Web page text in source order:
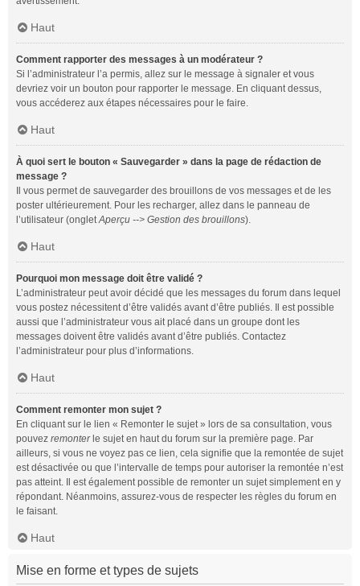
Haut
Comment rapporter des messages à un modérateur ?
Si l’administrateur l’a permis, allez sur le message à signaler et vous
devriez voir un bouton pour rapporter le message. En cliquant dessus,
vous accéderez aux étapes nécessaires pour le faire.
Haut
À quoi sert le bouton « Sauvegarder » dans la page de rédaction de
message ?
Il vous permet de sauvegarder des brouillons de vos messages et de les
poster ultérieurement. Pour les recharger, allez dans le panneau de
l’utilisateur (ongletAperçu --> Gestion des brouillons).
Haut
Pourquoi mon message doit être validé ?
L’administrateur peut avoir décidé que les messages du forum dans lequel
vous postez nécessitent d’être validés avant d’être publiés. Il est possible
aussi que l’administrateur vous ait placé dans un groupe dont les
messages doivent être validés avant d’être publiés. Contactez
l’administrateur pour plus d’informations.
Haut
Comment remonter mon sujet ?
En cliquant sur le lien « Remonter le sujet » lors de sa consultation, vous
pouvez remonterle sujet en haut du forum sur la première page. Par
ailleurs, si vous ne voyez pas ce lien, cela signifie que la remontée de sujet
est désactivée ou que l’intervalle de temps pour autoriser la remontée n’est
pas atteint. Il est également possible de remonter un sujet simplement en y
répondant. Néanmoins, assurez-vous de respecter les règles du forum en
le faisant.
Haut
Mise en forme et types de sujets